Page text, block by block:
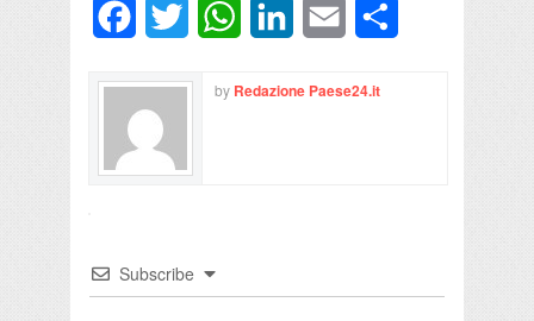
FacebookTwitter WhatsAppLinkedInEmail
by Redazione Paese24.it
Subscribe